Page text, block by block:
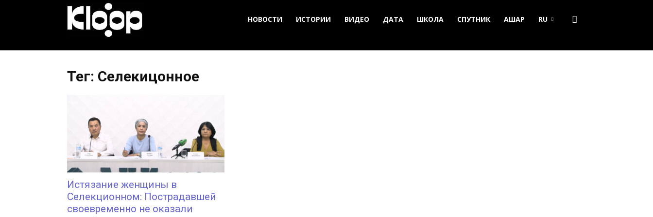
Кыргызстана
НОВОСТИ ИСТОРИИ ВИДЕО ДАТА ШКОЛА СПУТНИК АШАР RU
Тег: Селекицонное
Истязание женщины в
Селекционном: Пострадавшей
своевременно не оказали